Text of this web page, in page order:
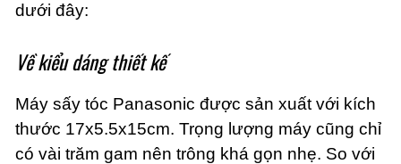
dưới đây:
Về kiểu dáng thiết kế
Máy sấy tóc Panasonic được sản xuất với kích
thước 17x5.5x15cm. Trọng lượng máy cũng chỉ
có vài trăm gam nên trông khá gọn nhẹ. So với